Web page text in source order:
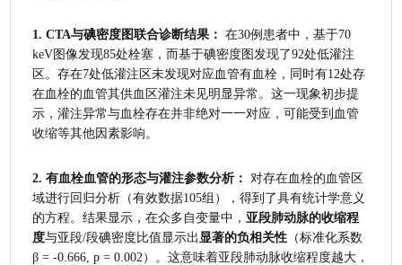
1. CTA与碘密度图联合诊断结果： 在30例患者中，基于70
keV图像发现85处栓塞，而基于碘密度图发现了92处低灌注
区。存在7处低灌注区未发现对应血管有血栓，同时有12处存
在血栓的血管其供血区灌注未见明显异常。这一现象初步提
示，灌注异常与血栓存在并非绝对一一对应，可能受到血管
收缩等其他因素影响。
2. 有血栓血管的形态与灌注参数分析：
对存在血栓的血管区
域进行回归分析（有效数据105组），得到了具有统计学意义
的方程。结果显示，在众多自变量中， 亚段肺动脉的收缩程
度与亚段/段碘密度比值显示出 显著的负相关性 （标准化系数
β = -0.666, p = 0.002）。这意味着亚段肺动脉收缩程度越大，